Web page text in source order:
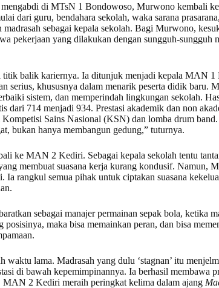
mengabdi di MTsN 1 Bondowoso, Murwono kembali
dari guru, bendahara sekolah, waka sarana
sebagai kepala sekolah. Bagi Murwono,
pekerjaan yang dilakukan dengan sungguh-sungguh
titik balik kariernya. Ia ditunjuk menjadi kepala MAN 1
serius, khususnya dalam menarik peserta didik baru.
sistem, dan memperindah lingkungan sekolah.
dari 714 menjadi 934. Prestasi akademik dan non
Sains Nasional (KSN) dan lomba drum
bukan hanya membangun gedung,” tuturnya.
ke MAN 2 Kediri. Sebagai kepala sekolah tentu
membuat suasana kerja kurang kondusif. Namun,
Ia rangkul semua pihak untuk ciptakan suasana
sebagai manajer permainan sepak bola, ketika
posisinya, maka bisa memainkan peran, dan bisa
waktu lama. Madrasah yang dulu ‘stagnan’ itu
di bawah kepemimpinannya. Ia berhasil membawa
2 Kediri meraih peringkat kelima dalam ajang